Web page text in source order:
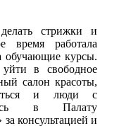
стрижки и
время работала
обучающие курсы.
в свободное
салон красоты,
и люди с
в Палату
консультацией и